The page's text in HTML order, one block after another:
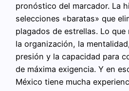
pronóstico del marcador. La
selecciones «baratas» que
plagados de estrellas. Lo que
la organización, la
presión y la capacidad para
de máxima exigencia. Y en
México tiene mucha